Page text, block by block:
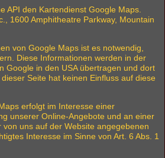
API den Kartendienst Google Maps.
1600 Amphitheatre Parkway, Mountain
von Google Maps ist es notwendig,
Diese Informationen werden in der
Google in den USA übertragen und dort
Seite hat keinen Einfluss auf diese
erfolgt im Interesse einer
unserer Online-Angebote und an einer
von uns auf der Website angegebenen
Interesse im Sinne von Art. 6 Abs. 1